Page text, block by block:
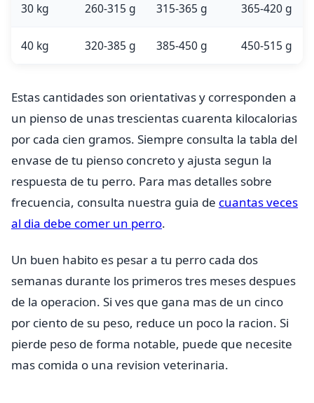
30 kg 260-315 g 315-365 g 365-420 g
40 kg 320-385 g 385-450 g 450-515 g
Estas cantidades son orientativas y corresponden a
un pienso de unas trescientas cuarenta kilocalorias
por cada cien gramos. Siempre consulta la tabla del
envase de tu pienso concreto y ajusta segun la
respuesta de tu perro. Para mas detalles sobre
frecuencia, consulta nuestra guia de cuantas veces
al dia debe comer un perro.
Un buen habito es pesar a tu perro cada dos
semanas durante los primeros tres meses despues
de la operacion. Si ves que gana mas de un cinco
por ciento de su peso, reduce un poco la racion. Si
pierde peso de forma notable, puede que necesite
mas comida o una revision veterinaria.